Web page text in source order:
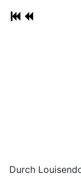
Durch